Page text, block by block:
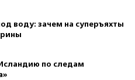
воду: зачем на суперъяхты
по следам